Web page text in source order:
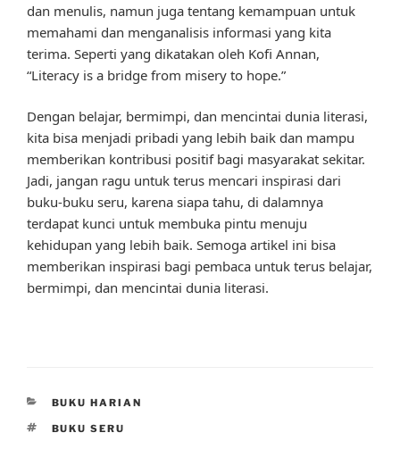
dan menulis, namun juga tentang kemampuan untuk
memahami dan menganalisis informasi yang kita
terima. Seperti yang dikatakan oleh Kofi Annan,
“Literacy is a bridge from misery to hope.”
Dengan belajar, bermimpi, dan mencintai dunia literasi,
kita bisa menjadi pribadi yang lebih baik dan mampu
memberikan kontribusi positif bagi masyarakat sekitar.
Jadi, jangan ragu untuk terus mencari inspirasi dari
buku-buku seru, karena siapa tahu, di dalamnya
terdapat kunci untuk membuka pintu menuju
kehidupan yang lebih baik. Semoga artikel ini bisa
memberikan inspirasi bagi pembaca untuk terus belajar,
bermimpi, dan mencintai dunia literasi.
CATEGORIES
BUKU HARIAN
TAGS
BUKU SERU